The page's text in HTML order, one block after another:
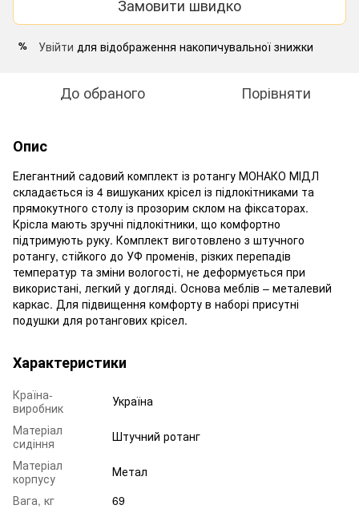
Замовити швидко
% Увійти для відображення накопичувальної знижки
До обраного Порівняти
Опис
Елегантний садовий комплект із ротангу МОНАКО МІДЛ
складається із 4 вишуканих крісел із підлокітниками та
прямокутного столу із прозорим склом на фіксаторах.
Крісла мають зручні підлокітники, що комфортно
підтримують руку. Комплект виготовлено з штучного
ротангу, стійкого до УФ променів, різких перепадів
температур та зміни вологості, не деформується при
використані, легкий у догляді. Основа меблів – металевий
каркас. Для підвищення комфорту в наборі присутні
подушки для ротангових крісел.
Характеристики
Країна-
виробник
Україна
Матеріал
сидіння
Штучний ротанг
Матеріал
корпусу
Метал
Вага, кг
69